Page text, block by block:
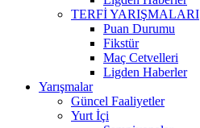
TERFİ YARIŞMALARI
Puan Durumu
Fikstür
Maç Cetvelleri
Ligden Haberler
Yarışmalar
Güncel Faaliyetler
Yurt İçi